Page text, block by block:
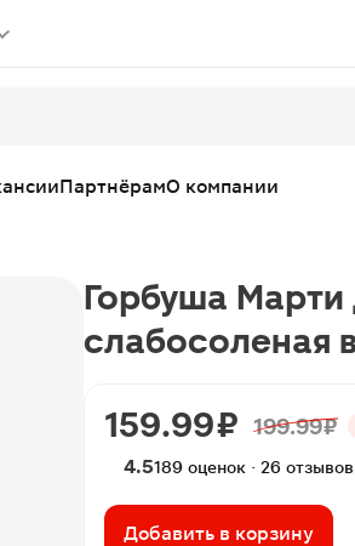
ПартнёрамО компании
Горбуша Марти
слабосоленая
159.99 ₽ 199.99 ₽
4.5189 оценок · 26 отзывов
Добавить в корзину